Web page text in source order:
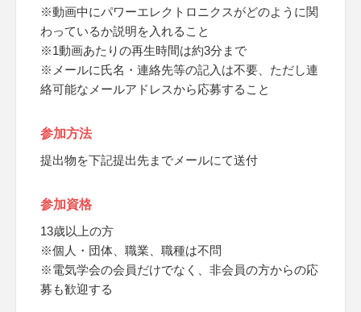
※動画中にパワーエレクトロニクスがどのように関
わっているか説明を入れること
※1動画あたりの再生時間は約3分まで
※メールに氏名・連絡先等の記入は不要、ただし連
絡可能なメールアドレスから応募すること
参加方法
提出物を下記提出先までメールにて送付
参加資格
13歳以上の方
※個人・団体、職業、職種は不問
※電気学会の会員だけでなく、非会員の方からの応
募も歓迎する